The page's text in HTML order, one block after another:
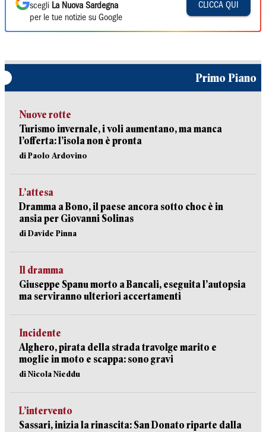
scegli La Nuova Sardegna
per le tue notizie su Google
CLICCA QUI
Primo Piano
Nuove rotte
Turismo invernale, i voli aumentano, ma manca
l’offerta: l’isola non è pronta
di Paolo Ardovino
L’attesa
Dramma a Bono, il paese ancora sotto choc è in
ansia per Giovanni Solinas
di Davide Pinna
Il dramma
Giuseppe Spanu morto a Bancali, eseguita l’autopsia
ma serviranno ulteriori accertamenti
Incidente
Alghero, pirata della strada travolge marito e
moglie in moto e scappa: sono gravi
di Nicola Nieddu
L’intervento
Sassari, inizia la rinascita: San Donato riparte dalla